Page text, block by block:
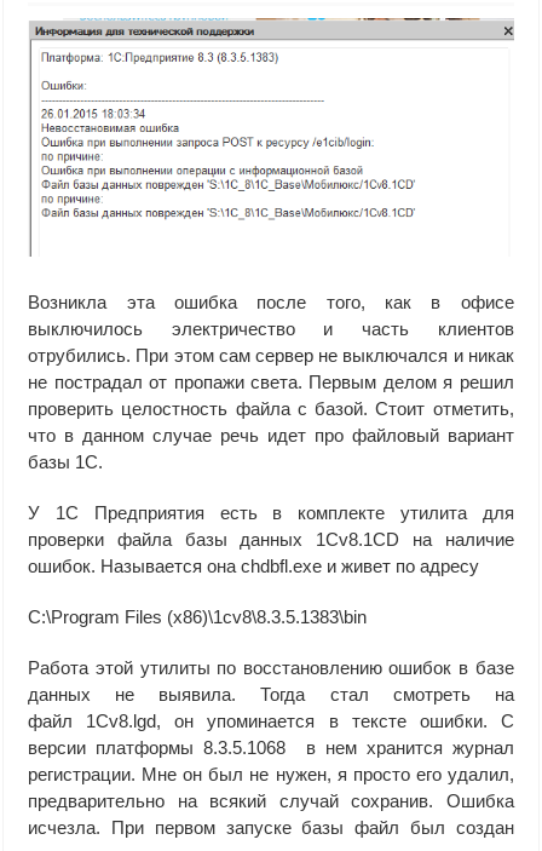
Возникла эта ошибка после того, как в офисе
выключилось электричество и часть клиентов
отрубились. При этом сам сервер не выключался и никак
не пострадал от пропажи света. Первым делом я решил
проверить целостность файла с базой. Стоит отметить,
что в данном случае речь идет про файловый вариант
базы 1С.
У 1С Предприятия есть в комплекте утилита для
проверки файла базы данных 1Cv8.1CD на наличие
ошибок. Называется она chdbfl.exe и живет по адресу
C:\Program Files (x86)\1cv8\8.3.5.1383\bin
Работа этой утилиты по восстановлению ошибок в базе
данных не выявила. Тогда стал смотреть на
файл 1Cv8.lgd, он упоминается в тексте ошибки. С
версии платформы 8.3.5.1068 в нем хранится журнал
регистрации. Мне он был не нужен, я просто его удалил,
предварительно на всякий случай сохранив. Ошибка
исчезла. При первом запуске базы файл был создан